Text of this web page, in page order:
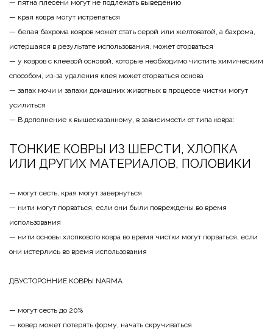
— пятна плесени могут не подлежать выведению
— края ковра могут истрепаться
— белая бахрома ковров может стать серой или желтоватой, а бахрома,
истершаяся в результате использования, может оторваться
— у ковров с клеевой основой, которые необходимо чистить химическим
способом, из-за удаления клея может оторваться основа
— запах мочи и запахи домашних животных в процессе чистки могут
усилиться
— В дополнение к вышесказанному, в зависимости от типа ковра:
ТОНКИЕ КОВРЫ ИЗ ШЕРСТИ, ХЛОПКА
ИЛИ ДРУГИХ МАТЕРИАЛОВ, ПОЛОВИКИ
— могут сесть, края могут завернуться
— нити могут порваться, если они были повреждены во время
использования
— нити основы хлопкового ковра во время чистки могут порваться, если
они истерлись во время использования
ДВУСТОРОННИЕ КОВРЫ NARMA
— могут сесть до 20%
— ковер может потерять форму, начать скручиваться